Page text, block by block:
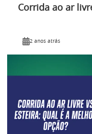
Corrida ao ar
2 anos atrás